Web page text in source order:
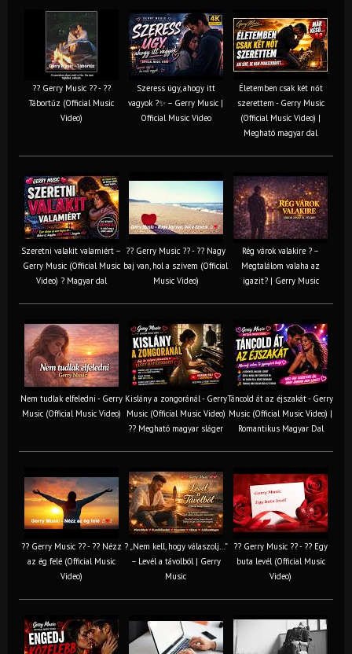
?? Gerry Music ?? - ??
Tábortűz (Official Music
Video)
Szeress úgy, ahogy itt
vagyok ?✨ – Gerry Music |
Official Music Video
Életemben csak két nőt
szerettem - Gerry Music
(Official Music Video) |
Megható magyar dal
Szeretni valakit valamiért –
Gerry Music (Official Music
Video) ? Magyar dal
?? Gerry Music ?? - ?? Nagy
baj van, hol a szívem (Official
Music Video)
Rég várok valakire ? –
Megtalálom valaha az
igazit? | Gerry Music
Nem tudlak elfeledni - Gerry
Music (Official Music Video)
Kislány a zongoránál - Gerry
Music (Official Music Video)
?? Megható magyar sláger
Táncold át az éjszakát - Gerry
Music (Official Music Video) |
Romantikus Magyar Dal
?? Gerry Music ?? - ?? Nézz
az ég felé (Official Music
Video)
? „Nem kell, hogy válaszolj…”
– Levél a távolból | Gerry
Music
?? Gerry Music ?? - ?? Egy
buta levél (Official Music
Video)